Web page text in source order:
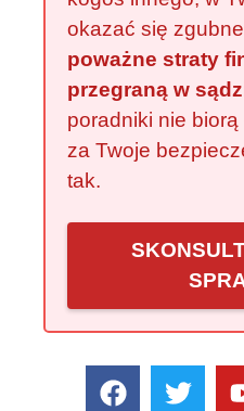
okazać się
poważne straty
przegraną w
poradniki nie
za Twoje
tak.